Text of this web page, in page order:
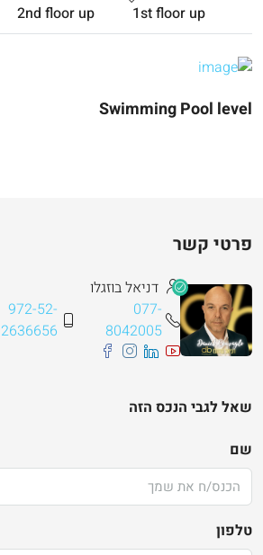
1st floor up
2nd floor up
Swimming Pool level
פרטי קשר
דניאל בוזגלו
077-
8042005
972-52-
2636656
שאל לגבי הנכס הזה
שם
טלפון